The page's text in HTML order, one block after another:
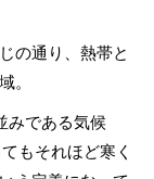
の通り、熱帯と
。
みである気候
もそれほど寒く